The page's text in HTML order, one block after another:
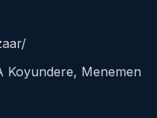
Koyundere, Menemen